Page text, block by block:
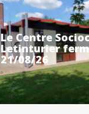
Le Centre
Letinturier
21/08/26